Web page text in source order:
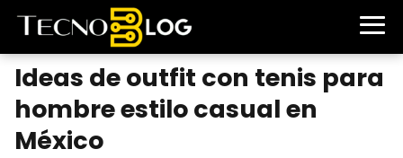
Ideas de outfit con tenis para
hombre estilo casual en
México